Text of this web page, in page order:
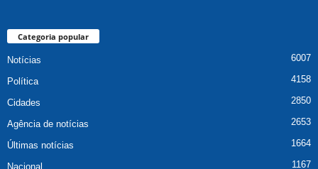
Categoria popular
Notícias 6007
Política 4158
Cidades 2850
Agência de notícias 2653
Últimas notícias 1664
Nacional 1167